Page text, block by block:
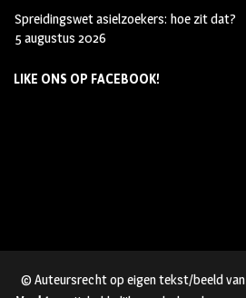
Spreidingswet asielzoekers: hoe zit dat?
5 augustus 2026
LIKE ONS OP FACEBOOK!
© Auteursrecht op eigen tekst/beeld van